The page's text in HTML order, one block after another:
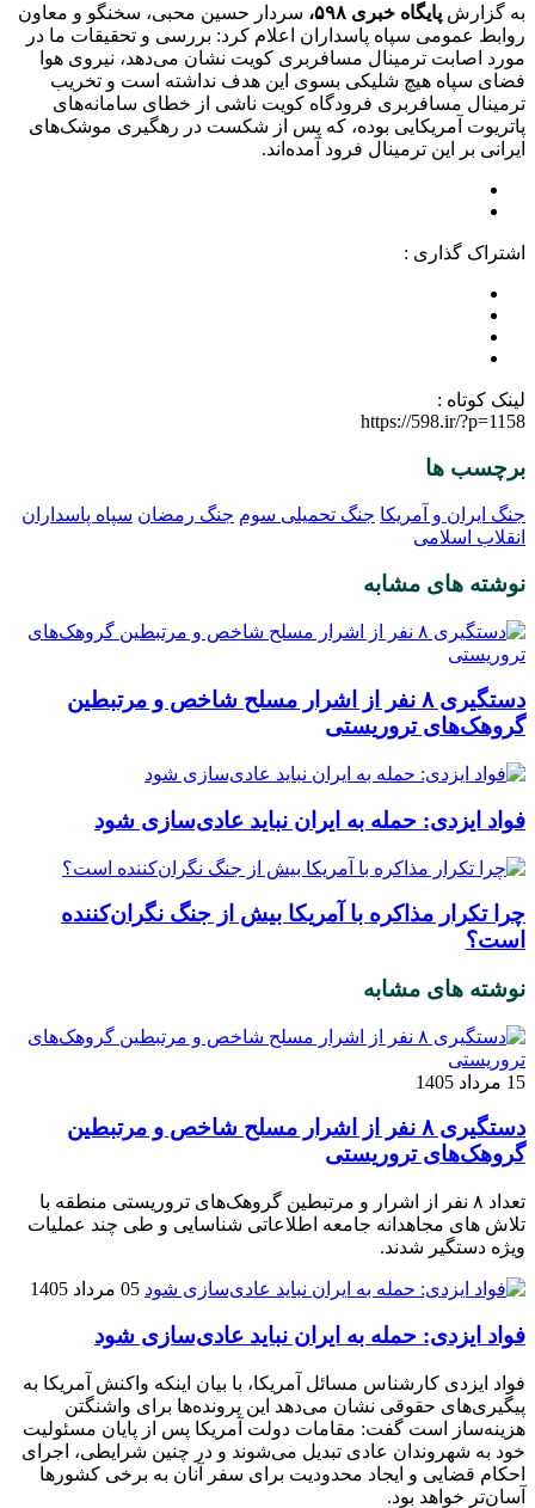
به گزارش پایگاه خبری ۵۹۸،
سردار حسین محبی، سخنگو و معاون
روابط عمومی سپاه پاسداران اعلام کرد: بررسی و تحقیقات ما در
مورد اصابت ترمینال مسافربری کویت نشان می‌دهد، نیروی هوا
فضای سپاه هیچ شلیکی بسوی این هدف نداشته است و تخریب
ترمینال مسافربری فرودگاه کویت ناشی از خطای سامانه‌های
پاتریوت آمریکایی بوده، که پس از شکست در رهگیری موشک‌های
ایرانی بر این ترمینال فرود آمده‌اند.
اشتراک گذاری :
لینک کوتاه :
https://598.ir/?p=1158
برچسب ها
جنگ ایران و آمریکا جنگ تحمیلی سوم جنگ رمضان سپاه پاسداران
انقلاب اسلامی
نوشته های مشابه
دستگیری ۸ نفر از اشرار مسلح شاخص و مرتبطین
گروهک‌های تروریستی
فواد ایزدی: حمله به ایران نباید عادی‌سازی شود
چرا تکرار مذاکره با آمریکا بیش از جنگ نگران‌کننده
است؟
نوشته های مشابه
15 مرداد 1405
دستگیری ۸ نفر از اشرار مسلح شاخص و مرتبطین
گروهک‌های تروریستی
تعداد ۸ نفر از اشرار و مرتبطین گروهک‌های تروریستی منطقه با
تلاش های مجاهدانه جامعه اطلاعاتی شناسایی و طی چند عملیات
ویژه دستگیر شدند.
05 مرداد 1405
فواد ایزدی: حمله به ایران نباید عادی‌سازی شود
فواد ایزدی کارشناس مسائل آمریکا، با بیان اینکه واکنش آمریکا به
پیگیری‌های حقوقی نشان می‌دهد این پرونده‌ها برای واشنگتن
هزینه‌ساز است گفت: مقامات دولت آمریکا پس از پایان مسئولیت
خود به شهروندان عادی تبدیل می‌شوند و در چنین شرایطی، اجرای
احکام قضایی و ایجاد محدودیت برای سفر آنان به برخی کشور‌ها
آسان‌تر خواهد بود.